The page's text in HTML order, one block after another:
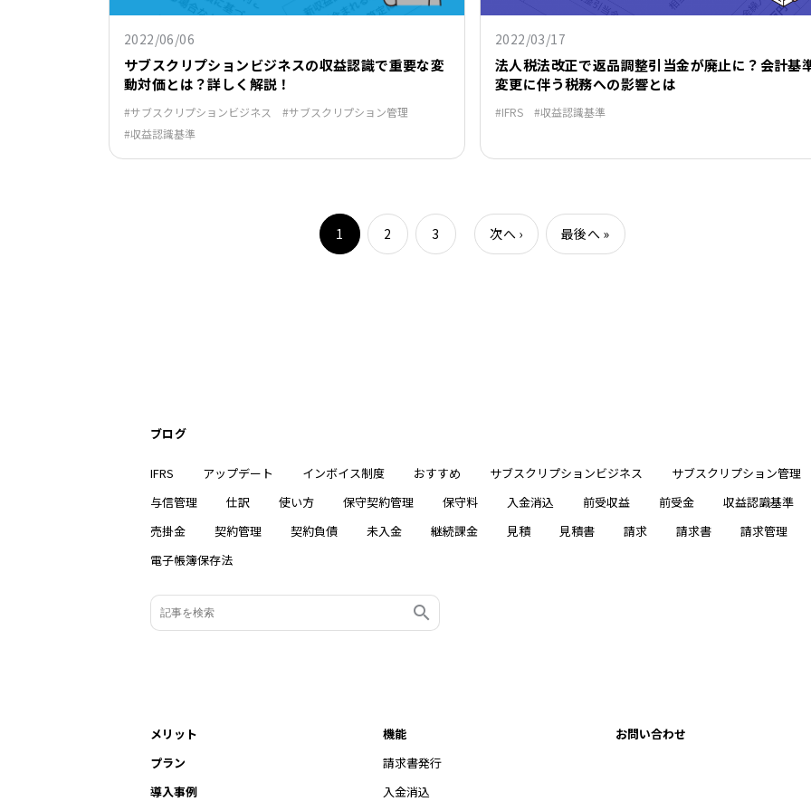
2022/06/06
サブスクリプションビジネスの収益認識で重要な変
動対価とは？詳しく解説！
サブスクリプションビジネス
サブスクリプション管理
収益認識基準
2022/03/17
法人税法改正で返品調整引当金が廃止に？会計基
変更に伴う税務への影響とは
IFRS 収益認識基準
1 2 3 次へ› 最後へ »
ブログ
IFRS アップデート インボイス制度 おすすめ サブスクリプションビジネス
サブスクリプション管理
与信管理
仕訳 使い方 保守契約管理 保守料 入金消込 前受収益 前受金
収益認識基準
売掛金
契約管理 契約負債 未入金 継続課金 見積 見積書 請求 請求書
請求管理
電子帳簿保存法
メリット
プラン
導入事例
機能
請求書発行
入金消込
お問い合わせ